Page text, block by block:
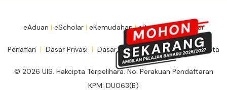
eAduan | eScholar | eKemudahan |ePengesahanPelajar
Penafian | Dasar Privasi | Dasar Keselamatan | Notis Hakcipta
© 2026 UIS. Hakcipta Terpelihara. No. Perakuan Pendaftaran
KPM: DU063(B)